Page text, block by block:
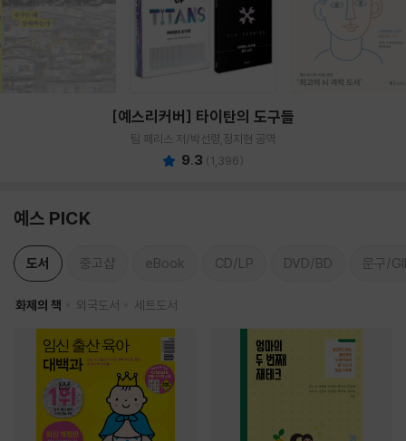
[예스리커버] 타이탄의 도구들
팀 페리스 저/박선령,정지현 공역
9.3 (1,396)
예스 PICK
도서 중고샵 eBook CD/LP DVD/BD 문구/
화제의 책 외국도서 세트도서